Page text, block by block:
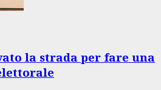
la strada per fare una